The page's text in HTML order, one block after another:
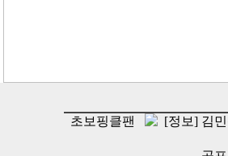
초보핑클팬 [정보] 김민